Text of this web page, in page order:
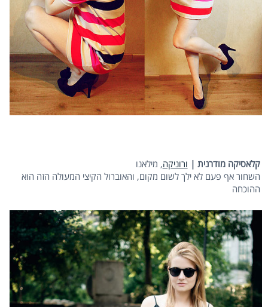
קלאסיקה מודרנית | ורוניקה, מילאנו
השחור אף פעם לא ילך לשום מקום, והאוברול הקיצי המעולה הזה הוא
ההוכחה